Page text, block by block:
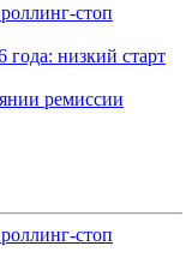
стоп
года: низкий старт
ремиссии
стоп